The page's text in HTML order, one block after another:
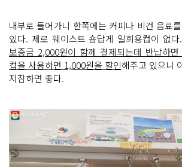
내부로 들어가니 한쪽에는 커피나 비건 음료
있다. 제로 웨이스트 숍답게 일회용컵이 없
보증금 2,000원이 함께 결제되는데 반납하
컵을 사용하면 1,000원을 할인해주고 있으니
지참하면 좋다.